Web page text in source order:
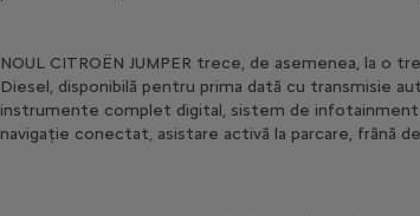
NOUL CITROËN JUMPER trece, de asemenea, la o
Diesel, disponibilă pentru prima dată cu transmisie
instrumente complet digital, sistem de
navigație conectat, asistare activă la parcare, frână